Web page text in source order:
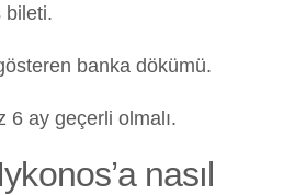
bileti.
banka dökümü.
6 ay geçerli olmalı.
nasıl